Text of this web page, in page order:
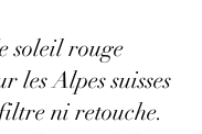
soleil rouge
les Alpes suisses
ni retouche.